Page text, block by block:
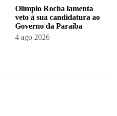
Olímpio Rocha lamenta
veto à sua candidatura ao
Governo da Paraíba
4 ago 2026